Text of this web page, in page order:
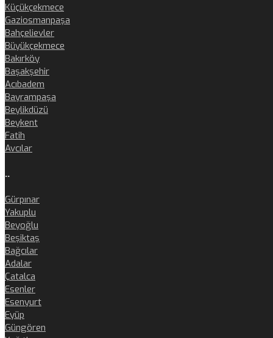
Küçükçekmece
Gaziosmanpaşa
Bahçelievler
Büyükçekmece
Bakırköy
Başakşehir
Acıbadem
Bayrampaşa
Beylikdüzü
Beykent
Fatih
Avcılar
..
Gürpınar
Yakuplu
Beyoğlu
Beşiktaş
Bağcılar
Adalar
Çatalca
Esenler
Esenyurt
Eyüp
Güngören